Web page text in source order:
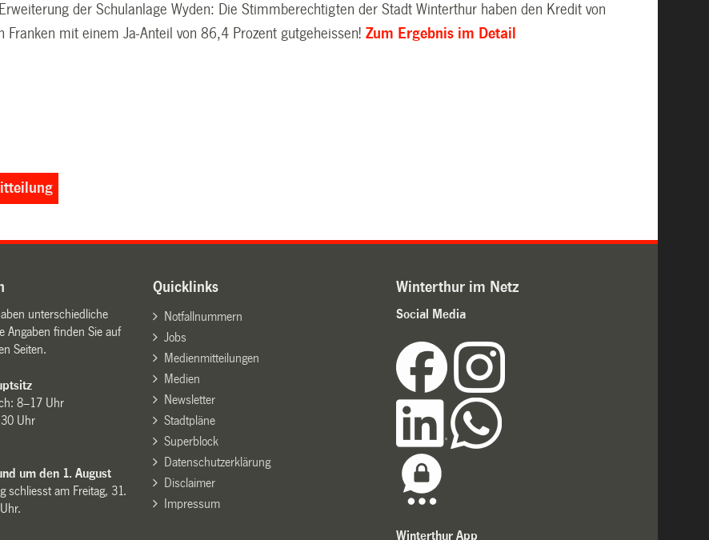
der Schulanlage Wyden: Die Stimmberechtigten der Stadt Winterthur haben den Kredit von
Franken mit einem Ja-Anteil von 86,4 Prozent gutgeheissen!Zum Ergebnis im Detail
unterschiedliche
Angaben finden Sie auf
Seiten.
8–17 Uhr
Uhr
um den 1. August
schliesst am Freitag, 31.
Quicklinks
Notfallnummern
Jobs
Medienmitteilungen
Medien
Newsletter
Stadtpläne
Superblock
Datenschutzerklärung
Disclaimer
Impressum
Winterthur im Netz
Social Media
Winterthur App